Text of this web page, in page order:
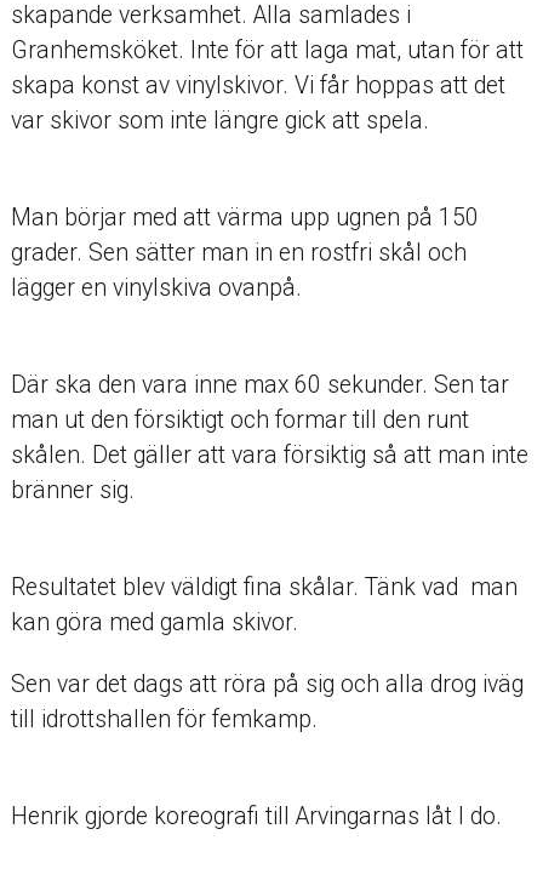
skapande verksamhet. Alla samlades i
Granhemsköket. Inte för att laga mat, utan för att
skapa konst av vinylskivor. Vi får hoppas att det
var skivor som inte längre gick att spela.
Man börjar med att värma upp ugnen på 150
grader. Sen sätter man in en rostfri skål och
lägger en vinylskiva ovanpå.
Där ska den vara inne max 60 sekunder. Sen tar
man ut den försiktigt och formar till den runt
skålen. Det gäller att vara försiktig så att man inte
bränner sig.
Resultatet blev väldigt fina skålar. Tänk vad man
kan göra med gamla skivor.
Sen var det dags att röra på sig och alla drog iväg
till idrottshallen för femkamp.
Henrik gjorde koreografi till Arvingarnas låt I do.